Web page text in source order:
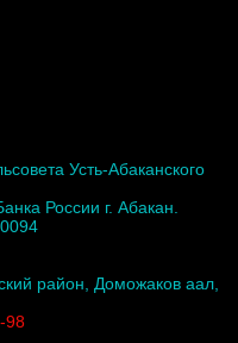
Усть-Абаканского
России г. Абакан.
район, Доможаков аал,
98